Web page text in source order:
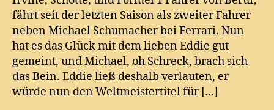
Position
bei
Ferrari,
…
fährt seit der letzten Saison als zweiter Fahrer
neben Michael Schumacher bei Ferrari. Nun
hat es das Glück mit dem lieben Eddie gut
gemeint, und Michael, oh Schreck, brach sich
das Bein. Eddie ließ deshalb verlauten, er
würde nun den Weltmeistertitel für […]